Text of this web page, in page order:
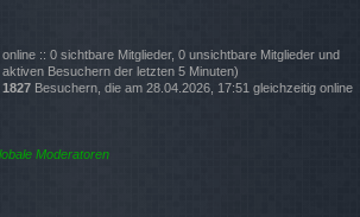
:: 0 sichtbare Mitglieder, 0 unsichtbare Mitglieder und
Besuchern der letzten 5 Minuten)
1827 Besuchern, die am 28.04.2026, 17:51 gleichzeitig online
Moderatoren